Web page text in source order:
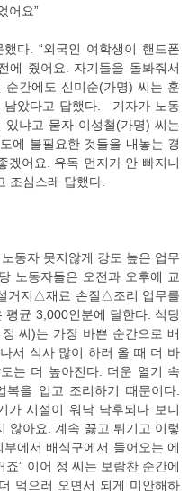
어요”
다. “외국인 여학생이 핸드폰
에 줬어요. 자기들을 돌봐줘서
순간에도 신미순(가명) 씨는 훈
남았다고 답했다. 기자가 노동
냐고 묻자 이성철(가명) 씨는
에 불필요한 것들을 내놓는 경
겠어요. 유독 먼지가 안 빠지니
조심스레 답했다.
동자 못지않게 강도 높은 업무
노동자들은 오전과 오후에 교
지△재료 손질△조리 업무를
평균 3,000인분에 달한다. 식당
씨)는 가장 바쁜 순간으로 배
서 식사 많이 하러 올 때 더 바
는 더 높아진다. 더운 열기 속
을 입고 조리하기 때문이다.
가 시설이 워낙 낙후되다 보니
않아요. 계속 끓고 튀기고 이렇
에서 배식구에서 들어오는 에
” 이어 정 씨는 보람찬 순간에
먹으러 오면서 되게 미안해하